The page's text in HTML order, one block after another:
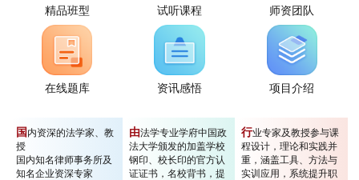
精品班型 试听课程 师资团队
在线题库 资讯感悟 项目介绍
国 内资深的法学家、教
授
国内知名律师事务所及
知名企业资深专家
由法学专业学府中国政
法大学颁发的加盖学校
钢印、校长印的官方认
证证书，名校背书，提
行业专家及教授参与课
程设计，理论和实践并
重，涵盖工具、方法与
实训应用，系统提升职